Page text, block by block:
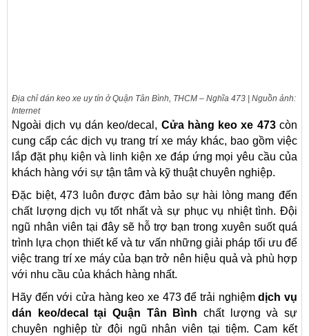
Địa chỉ dán keo xe uy tín ở Quận Tân Bình, THCM – Nghĩa 473 | Nguồn ảnh:
Internet
Ngoài dịch vụ dán keo/decal, Cửa hàng keo xe 473 còn
cung cấp các dịch vụ trang trí xe máy khác, bao gồm việc
lắp đặt phụ kiện và linh kiện xe đáp ứng mọi yêu cầu của
khách hàng với sự tận tâm và kỹ thuật chuyên nghiệp.
Đặc biệt, 473 luôn được đảm bảo sự hài lòng mang đến
chất lượng dịch vụ tốt nhất và sự phục vụ nhiệt tình. Đội
ngũ nhân viên tại đây sẽ hỗ trợ bạn trong xuyên suốt quá
trình lựa chọn thiết kế và tư vấn những giải pháp tối ưu để
việc trang trí xe máy của bạn trở nên hiệu quả và phù hợp
với nhu cầu của khách hàng nhất.
Hãy đến với cửa hàng keo xe 473 để trải nghiệmdịch vụ
dán keo/decal tại Quận Tân Bình chất lượng và sự
chuyên nghiệp từ đội ngũ nhân viên tại tiệm. Cam kết